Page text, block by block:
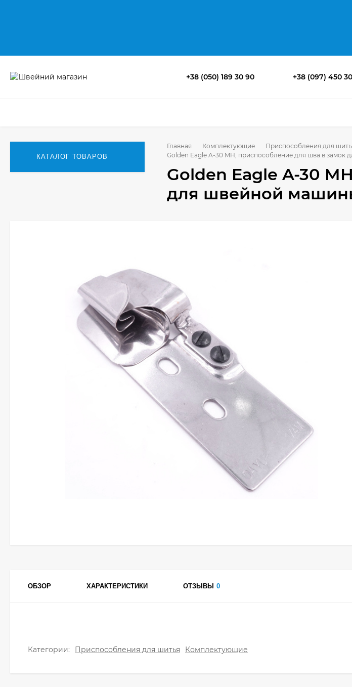
+38 (050) 189 30 90 +38 (097) 450
КАТАЛОГ ТОВАРОВ
Главная Комплектующие
Приспособления для
Golden Eagle A-30 MH, приспособление для шва в
Golden Eagle A-30
для швейной
ОБЗОР ХАРАКТЕРИСТИКИ ОТЗЫВЫ 0
Категории: Приспособления для шитья Комплектующие